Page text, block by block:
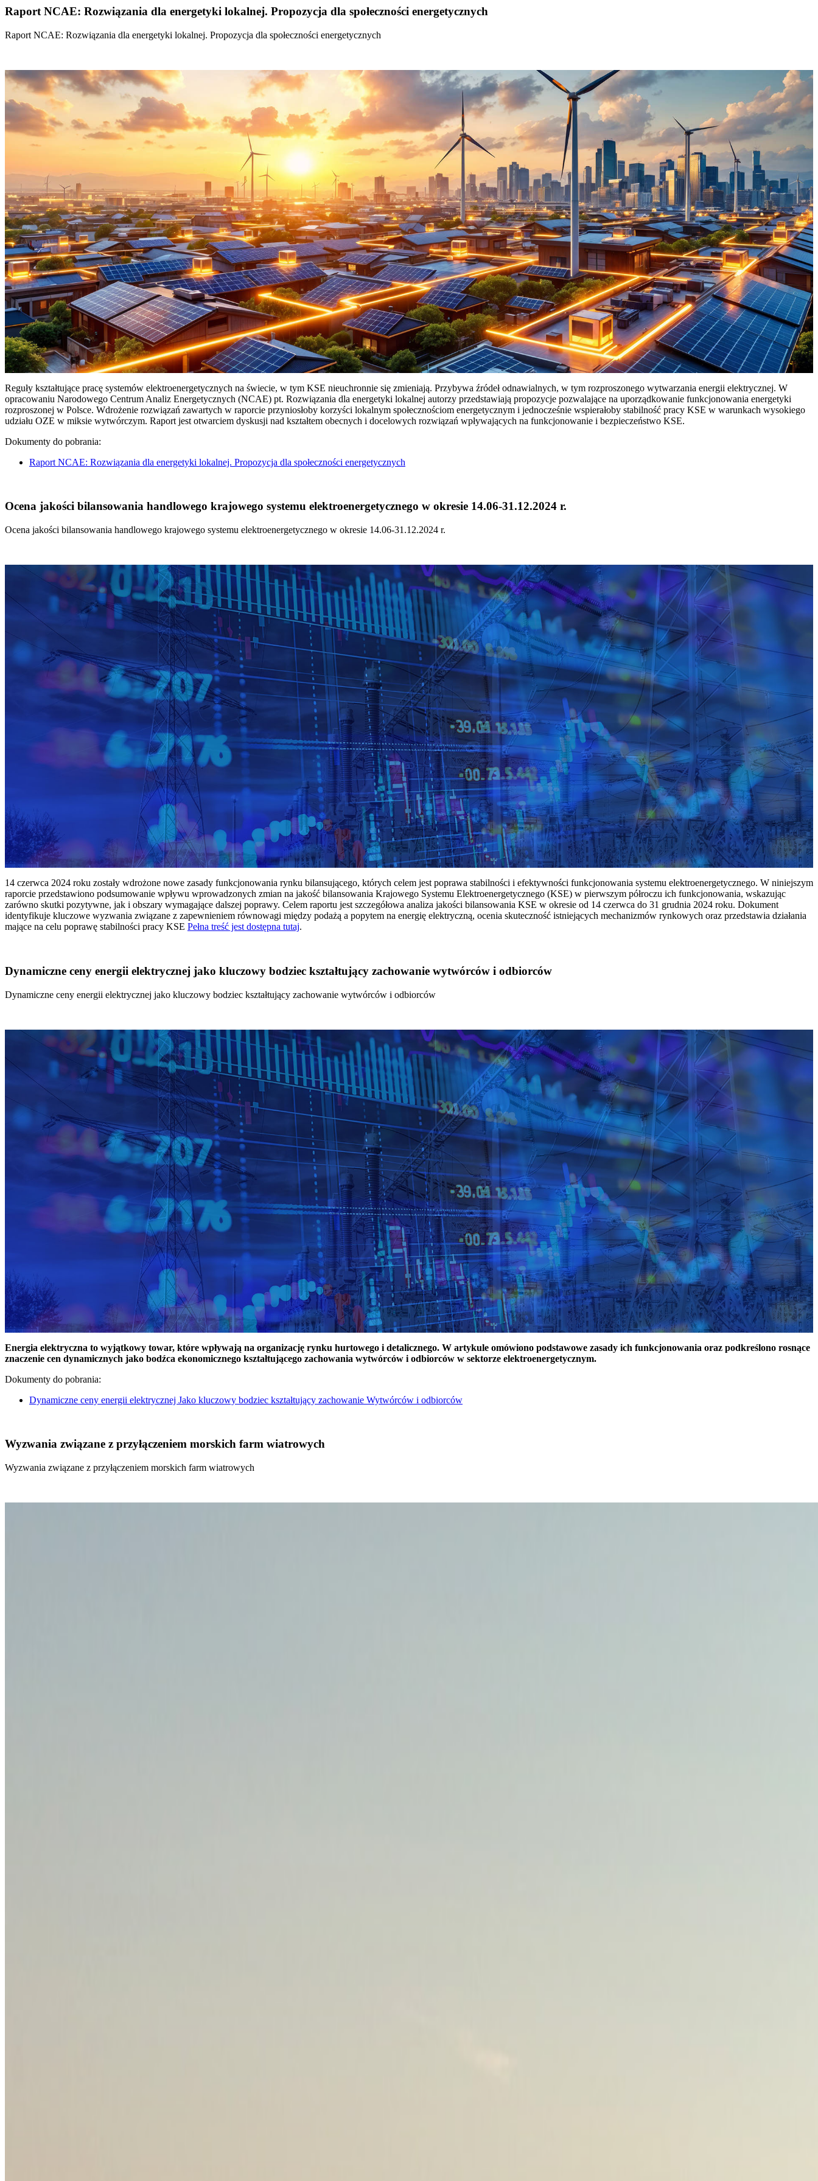
Raport NCAE: Rozwiązania dla energetyki lokalnej. Propozycja dla społeczności energetycznych
Raport NCAE: Rozwiązania dla energetyki lokalnej. Propozycja dla społeczności energetycznych
Reguły kształtujące pracę systemów elektroenergetycznych na świecie, w tym KSE nieuchronnie się zmieniają. Przybywa źródeł odnawialnych, w tym rozproszonego wytwarzania energii elektrycznej. W
opracowaniu Narodowego Centrum Analiz Energetycznych (NCAE) pt. Rozwiązania dla energetyki lokalnej autorzy przedstawiają propozycje pozwalające na uporządkowanie funkcjonowania energetyki
rozproszonej w Polsce. Wdrożenie rozwiązań zawartych w raporcie przyniosłoby korzyści lokalnym społecznościom energetycznym i jednocześnie wspierałoby stabilność pracy KSE w warunkach wysokiego
udziału OZE w miksie wytwórczym. Raport jest otwarciem dyskusji nad kształtem obecnych i docelowych rozwiązań wpływających na funkcjonowanie i bezpieczeństwo KSE.
Dokumenty do pobrania:
Raport NCAE: Rozwiązania dla energetyki lokalnej. Propozycja dla społeczności energetycznych
Ocena jakości bilansowania handlowego krajowego systemu elektroenergetycznego w okresie 14.06-31.12.2024 r.
Ocena jakości bilansowania handlowego krajowego systemu elektroenergetycznego w okresie 14.06-31.12.2024 r.
14 czerwca 2024 roku zostały wdrożone nowe zasady funkcjonowania rynku bilansującego, których celem jest poprawa stabilności i efektywności funkcjonowania systemu elektroenergetycznego. W niniejszym
raporcie przedstawiono podsumowanie wpływu wprowadzonych zmian na jakość bilansowania Krajowego Systemu Elektroenergetycznego (KSE) w pierwszym półroczu ich funkcjonowania, wskazując
zarówno skutki pozytywne, jak i obszary wymagające dalszej poprawy. Celem raportu jest szczegółowa analiza jakości bilansowania KSE w okresie od 14 czerwca do 31 grudnia 2024 roku. Dokument
identyfikuje kluczowe wyzwania związane z zapewnieniem równowagi między podażą a popytem na energię elektryczną, ocenia skuteczność istniejących mechanizmów rynkowych oraz przedstawia działania
mające na celu poprawę stabilności pracy KSE Pełna treść jest dostępna tutaj.
Dynamiczne ceny energii elektrycznej jako kluczowy bodziec kształtujący zachowanie wytwórców i odbiorców
Dynamiczne ceny energii elektrycznej jako kluczowy bodziec kształtujący zachowanie wytwórców i odbiorców
Energia elektryczna to wyjątkowy towar, które wpływają na organizację rynku hurtowego i detalicznego. W artykule omówiono podstawowe zasady ich funkcjonowania oraz podkreślono rosnące
znaczenie cen dynamicznych jako bodźca ekonomicznego kształtującego zachowania wytwórców i odbiorców w sektorze elektroenergetycznym.
Dokumenty do pobrania:
Dynamiczne ceny energii elektrycznej Jako kluczowy bodziec kształtujący zachowanie Wytwórców i odbiorców
Wyzwania związane z przyłączeniem morskich farm wiatrowych
Wyzwania związane z przyłączeniem morskich farm wiatrowych